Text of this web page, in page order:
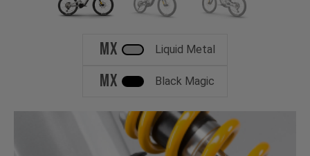
MX Liquid Metal
MX Black Magic